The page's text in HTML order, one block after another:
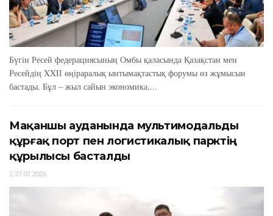
Бүгін Ресей федерациясының Омбы қаласында Қазақстан мен
Ресейдің XXIІ өңіраралық ынтымақтастық форумы өз жұмысын
бастады. Бұл – жыл сайын экономика,...
Мақаншы ауданында мультимодальды
құрғақ порт пен логистикалық парктің
құрылысы басталды
27.07.2026